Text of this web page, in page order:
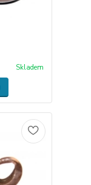
Skladem